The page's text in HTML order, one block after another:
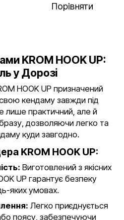
Порівняти
KROM HOOK UP:
у Дорозі
HOOK UP призначений
кендаму завжди під
лише практичний, але й
дозволяючи легко та
куди завгодно.
KROM HOOK UP:
Виготовлений з якісних
UP гарантує безпеку
яких умовах.
Легко приєднується
поясу, забезпечуючи